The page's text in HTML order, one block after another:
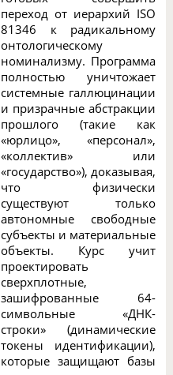
переход от иерархий ISO
81346 к радикальному
онтологическому
номинализму. Программа
полностью уничтожает
системные галлюцинации
и призрачные абстракции
прошлого (такие как
«юрлицо», «персонал»,
«коллектив» или
«государство»), доказывая,
что физически
существуют только
автономные свободные
субъекты и материальные
объекты. Курс учит
проектировать
сверхплотные,
зашифрованные 64-
символьные «ДНК-
строки» (динамические
токены идентификации),
которые защищают базы